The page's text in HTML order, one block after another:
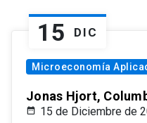
15 DIC
Microeconomía
Jonas Hjort,
15 de Diciembre de